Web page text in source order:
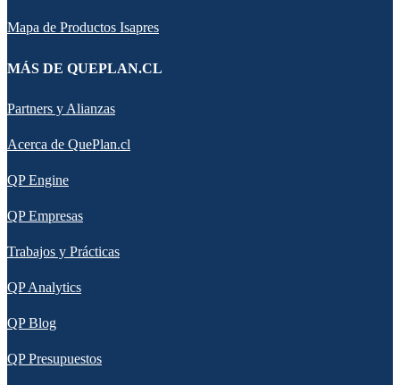
Mapa de Productos Isapres
MÁS DE QUEPLAN.CL
Partners y Alianzas
Acerca de QuePlan.cl
QP Engine
QP Empresas
Trabajos y Prácticas
QP Analytics
QP Blog
QP Presupuestos